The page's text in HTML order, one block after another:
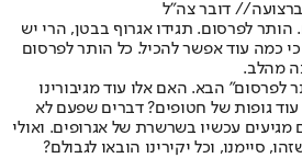
דובר צה"ל
לפרסום. תגידו אגרוף בבטן, הרי יש
כמה עוד אפשר להכיל. כל הותר לפרסום
מהלב.
לפרסום" הבא. האם אלו עוד מגיבורינו
גופות של חטופים? דברים שפעם לא
מגיעים עכשיו בשרשרת של אגרופים. ואולי
סיימנו, וכל יקירינו הובאו לגבולם?